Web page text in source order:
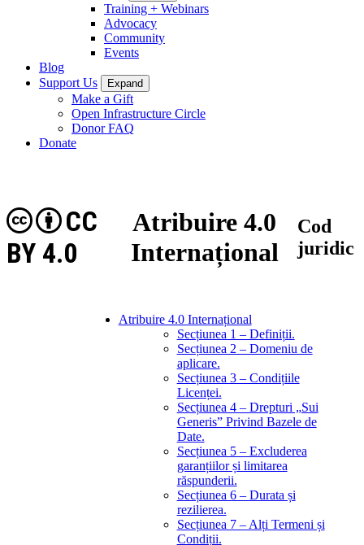
Training + Webinars
Advocacy
Community
Events
Blog
Support Us
Expand
Make a Gift
Open Infrastructure Circle
Donor FAQ
Donate
Atribuire 4.0
Internațional
CC
BY 4.0
Cod
juridic
Atribuire 4.0 Internațional
Secțiunea 1 – Definiții.
Secțiunea 2 – Domeniu de
aplicare.
Secțiunea 3 – Condițiile
Licenței.
Secțiunea 4 – Drepturi „Sui
Generis” Privind Bazele de
Date.
Secțiunea 5 – Excluderea
garanțiilor și limitarea
răspunderii.
Secțiunea 6 – Durata și
rezilierea.
Secțiunea 7 – Alți Termeni și
Condiții.